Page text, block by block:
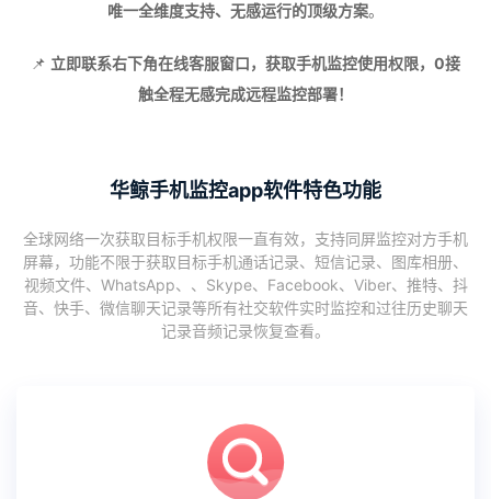
唯一全维度支持、无感运行的顶级方案。
📌 立即联系右下角在线客服窗口，获取手机监控使用权限，0接
触全程无感完成远程监控部署！
华鲸手机监控app软件特色功能
全球网络一次获取目标手机权限一直有效，支持同屏监控对方手机
屏幕，功能不限于获取目标手机通话记录、短信记录、图库相册、
视频文件、WhatsApp、、Skype、Facebook、Viber、推特、抖
音、快手、微信聊天记录等所有社交软件实时监控和过往历史聊天
记录音频记录恢复查看。